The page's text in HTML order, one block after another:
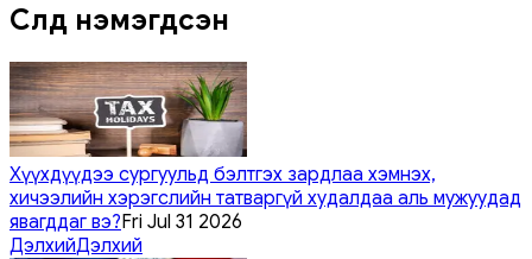
Сүүлд нэмэгдсэн
Хүүхдүүдээ сургуульд бэлтгэх зардлаа хэмнэх,
хичээлийн хэрэгслийн татваргүй худалдаа аль мужуудад
явагддаг вэ?Fri Jul 31 2026
ДэлхийДэлхий